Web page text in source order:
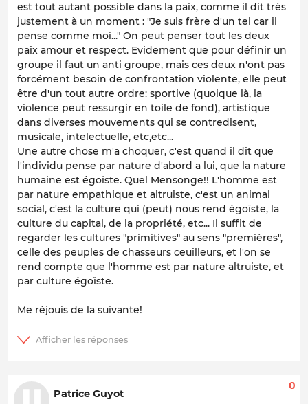
est tout autant possible dans la paix, comme il dit très
justement à un moment : "Je suis frère d'un tel car il
pense comme moi..." On peut penser tout les deux
paix amour et respect. Evidement que pour définir un
groupe il faut un anti groupe, mais ces deux n'ont pas
forcément besoin de confrontation violente, elle peut
être d'un tout autre ordre: sportive (quoique là, la
violence peut ressurgir en toile de fond), artistique
dans diverses mouvements qui se contredisent,
musicale, intelectuelle, etc,etc...
Une autre chose m'a choquer, c'est quand il dit que
l'individu pense par nature d'abord a lui, que la nature
humaine est égoïste. Quel Mensonge!! L'homme est
par nature empathique et altruiste, c'est un animal
social, c'est la culture qui (peut) nous rend égoïste, la
culture du capital, de la propriété, etc... Il suffit de
regarder les cultures "primitives" au sens "premières",
celle des peuples de chasseurs ceuilleurs, et l'on se
rend compte que l'homme est par nature altruiste, et
par culture égoïste.
Me réjouis de la suivante!
Patrice Guyot
0